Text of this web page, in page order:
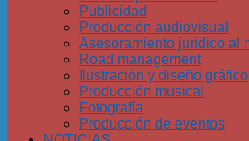
Publicidad
Producción audiovisual
Asesoramiento jurídico al
Road management
Ilustración y diseño gráfico
Producción musical
Fotografía
Producción de eventos